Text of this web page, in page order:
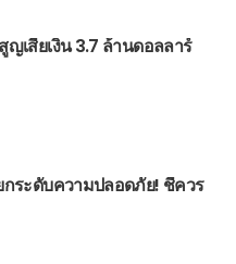
เสียเงิน 3.7 ล้านดอลลาร์
ระดับความปลอดภัย! ชี้ควร